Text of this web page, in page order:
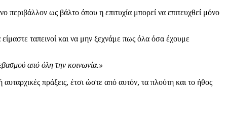
περιβάλλον ως βάλτο όπου η επιτυχία μπορεί να επιτευχθεί μόνο
ταπεινοί και να μην ξεχνάμε πως όλα όσα έχουμε
από όλη την κοινωνία.»
πράξεις, έτσι ώστε από αυτόν, τα πλούτη και το ήθος